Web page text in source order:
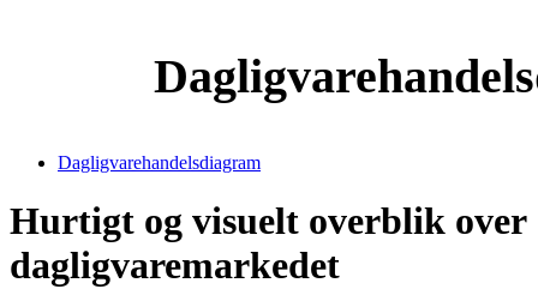
Dagligvarehandelsdiagram
Hurtigt og visuelt overblik over
dagligvaremarkedet